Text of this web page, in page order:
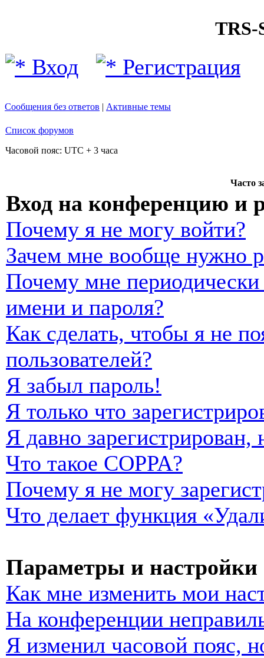
TRS-
Вход Регистрация
Сообщения без ответов | Активные темы
Список форумов
Часовой пояс: UTC + 3 часа
Часто
Вход на конференцию и
Почему я не могу войти?
Зачем мне вообще нужно
Почему мне периодически
имени и пароля?
Как сделать, чтобы я не
пользователей?
Я забыл пароль!
Я только что
Я давно
Что такое COPPA?
Почему я не могу
Что делает функция
Параметры и настройки
Как мне изменить мои
На конференции
Я изменил часовой пояс,